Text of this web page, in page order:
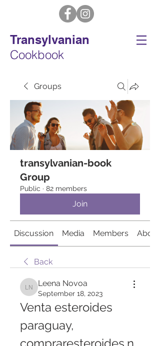
Transylvanian
Cookbook
Groups
transylvanian-book
Group
Public · 82 members
Join
Discussion Media Members About
Back
Leena Novoa
Leena Novoa
September 18, 2023
Venta esteroides
paraguay,